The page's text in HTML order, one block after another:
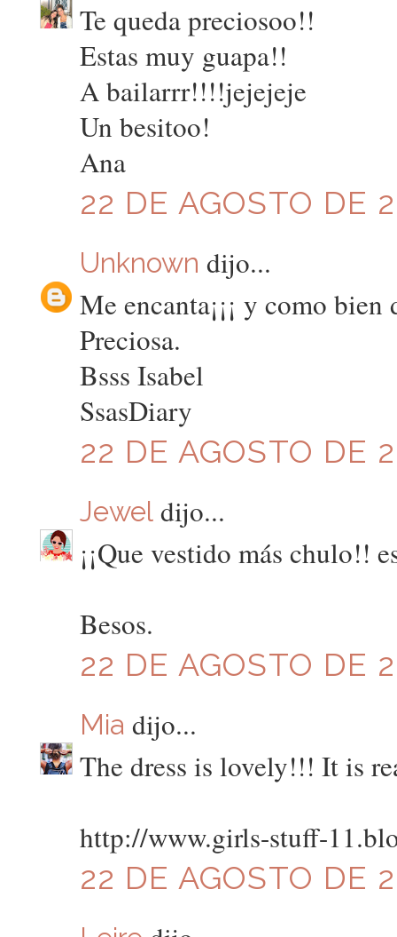
Te queda preciosoo!!
Estas muy guapa!!
A bailarrr!!!!jejejeje
Un besitoo!
Ana
22 DE AGOSTO DE
Unknown dijo...
Me encanta¡¡¡ y como
Preciosa.
Bsss Isabel
SsasDiary
22 DE AGOSTO DE
Jeweldijo...
¡¡Que vestido más chulo!!
Besos.
22 DE AGOSTO DE
Mia dijo...
The dress is lovely!!! It is
http://www.girls-stuff-
22 DE AGOSTO DE